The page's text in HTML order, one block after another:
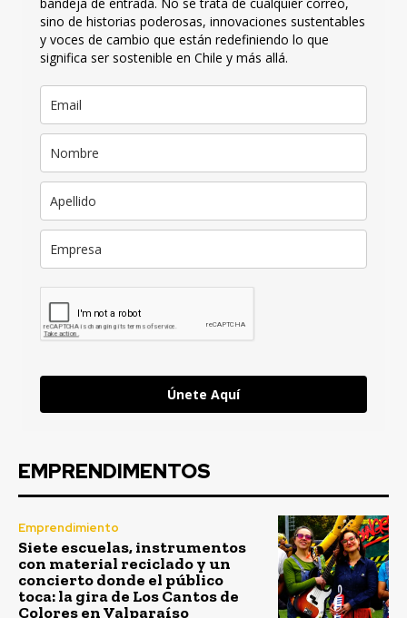
sino de historias poderosas, innovaciones sustentables
y voces de cambio que están redefiniendo lo que
significa ser sostenible en Chile y más allá.
Únete Aquí
EMPRENDIMENTOS
Emprendimiento
Siete escuelas, instrumentos
con material reciclado y un
concierto donde el público
toca: la gira de Los Cantos de
Colores en Valparaíso